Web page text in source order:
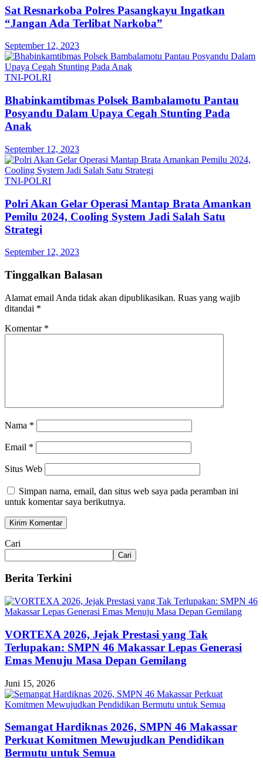
Sat Resnarkoba Polres Pasangkayu Ingatkan
“Jangan Ada Terlibat Narkoba”
September 12, 2023
TNI-POLRI
Bhabinkamtibmas Polsek Bambalamotu Pantau
Posyandu Dalam Upaya Cegah Stunting Pada
Anak
September 12, 2023
TNI-POLRI
Polri Akan Gelar Operasi Mantap Brata Amankan
Pemilu 2024, Cooling System Jadi Salah Satu
Strategi
September 12, 2023
Tinggalkan Balasan
Alamat email Anda tidak akan dipublikasikan. Ruas yang wajib
ditandai *
Komentar *
Nama *
Email *
Situs Web
Simpan nama, email, dan situs web saya pada peramban ini
untuk komentar saya berikutnya.
Cari
Cari
Berita Terkini
VORTEXA 2026, Jejak Prestasi yang Tak
Terlupakan: SMPN 46 Makassar Lepas Generasi
Emas Menuju Masa Depan Gemilang
Juni 15, 2026
Semangat Hardiknas 2026, SMPN 46 Makassar
Perkuat Komitmen Mewujudkan Pendidikan
Bermutu untuk Semua